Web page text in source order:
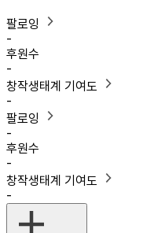
팔로잉
-
후원수
-
창작생태계 기여도
-
팔로잉
-
후원수
-
창작생태계 기여도
-